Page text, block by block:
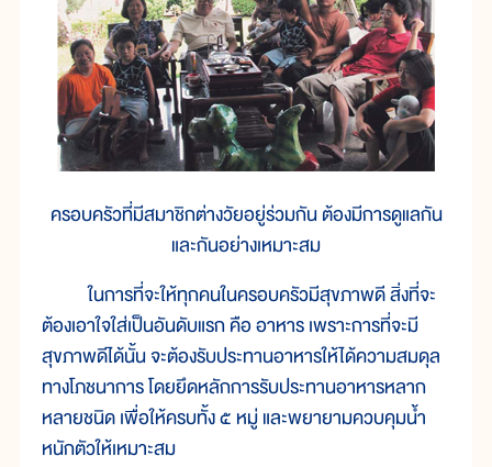
ครอบครัวที่มีสมาชิกต่างวัยอยู่ร่วมกัน ต้องมีการดูแลกัน
และกันอย่างเหมาะสม
ในการที่จะให้ทุกคนในครอบครัวมีสุขภาพดี สิ่งที่จะ
ต้องเอาใจใส่เป็นอันดับแรก คือ อาหาร เพราะการที่จะมี
สุขภาพดีได้นั้น จะต้องรับประทานอาหารให้ได้ความสมดุล
ทางโภชนาการ โดยยึดหลักการรับประทานอาหารหลาก
หลายชนิด เพื่อให้ครบทั้ง ๕ หมู่ และพยายามควบคุมน้ำ
หนักตัวให้เหมาะสม